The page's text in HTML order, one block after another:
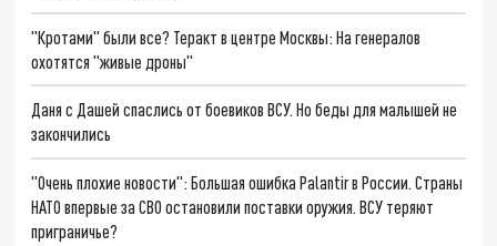
"Кротами" были все? Теракт в центре Москвы: На генералов
охотятся "живые дроны"
Даня с Дашей спаслись от боевиков ВСУ. Но беды для малышей не
закончились
"Очень плохие новости": Большая ошибка Palantir в России. Страны
НАТО впервые за СВО остановили поставки оружия. ВСУ теряют
приграничье?